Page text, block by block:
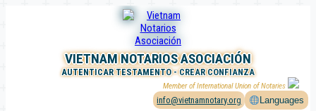
VIETNAM NOTARIOS ASOCIACIÓN
AUTENTICAR TESTAMENTO - CREAR CONFIANZA
Member of International Union of Notaries
info@vietnamnotary.org Languages